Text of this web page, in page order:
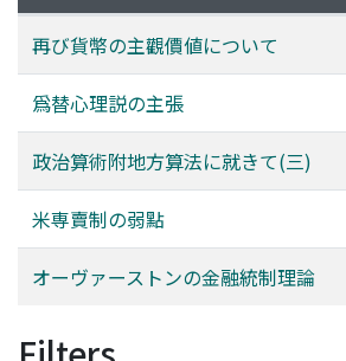
再び貨幣の主觀價値について
爲替心理説の主張
政治算術附地方算法に就きて(三)
米専賣制の弱點
オーヴァーストンの金融統制理論